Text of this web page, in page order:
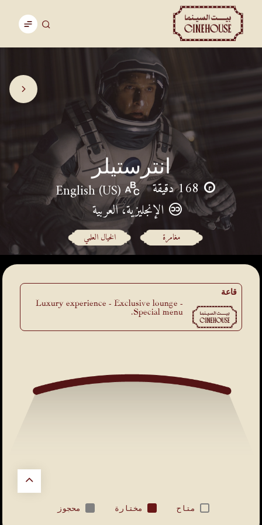
انترستيلر
168 دقيقة
English (US)
الإنجليزية، العربية
مغامرة الخيال العلمي
قاعة
Luxury experience - Exclusive lounge -
Special menu.
متاح مختارة محجوز